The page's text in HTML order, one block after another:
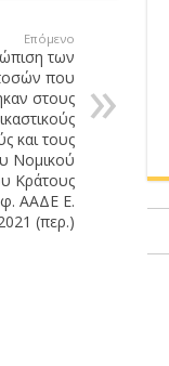
Επόμενο
των
που
στους
και τους
Νομικού
Κράτους
ΑΑΔΕ Ε.
(περ.)